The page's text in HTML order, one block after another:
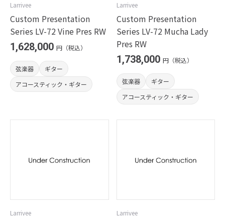
Larrivee
Custom Presentation
Series LV-72 Vine Pres RW
1,628,000 円（税込）
弦楽器
ギター
アコースティック・ギター
Larrivee
Custom Presentation
Series LV-72 Mucha Lady
Pres RW
1,738,000 円（税込）
弦楽器
ギター
アコースティック・ギター
Larrivee Larrivee